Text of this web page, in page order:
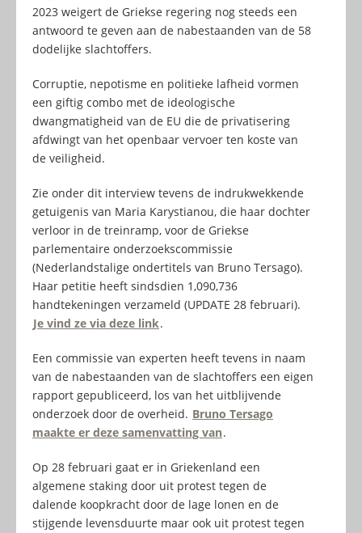
2023 weigert de Griekse regering nog steeds een
antwoord te geven aan de nabestaanden van de 58
dodelijke slachtoffers.
Corruptie, nepotisme en politieke lafheid vormen
een giftig combo met de ideologische
dwangmatigheid van de EU die de privatisering
afdwingt van het openbaar vervoer ten koste van
de veiligheid.
Zie onder dit interview tevens de indrukwekkende
getuigenis van Maria Karystianou, die haar dochter
verloor in de treinramp, voor de Griekse
parlementaire onderzoekscommissie
(Nederlandstalige ondertitels van Bruno Tersago).
Haar petitie heeft sindsdien 1,090,736
handtekeningen verzameld (UPDATE 28 februari).
Je vind ze via deze link.
Een commissie van experten heeft tevens in naam
van de nabestaanden van de slachtoffers een eigen
rapport gepubliceerd, los van het uitblijvende
onderzoek door de overheid. Bruno Tersago
maakte er deze samenvatting van.
Op 28 februari gaat er in Griekenland een
algemene staking door uit protest tegen de
dalende koopkracht door de lage lonen en de
stijgende levensduurte maar ook uit protest tegen